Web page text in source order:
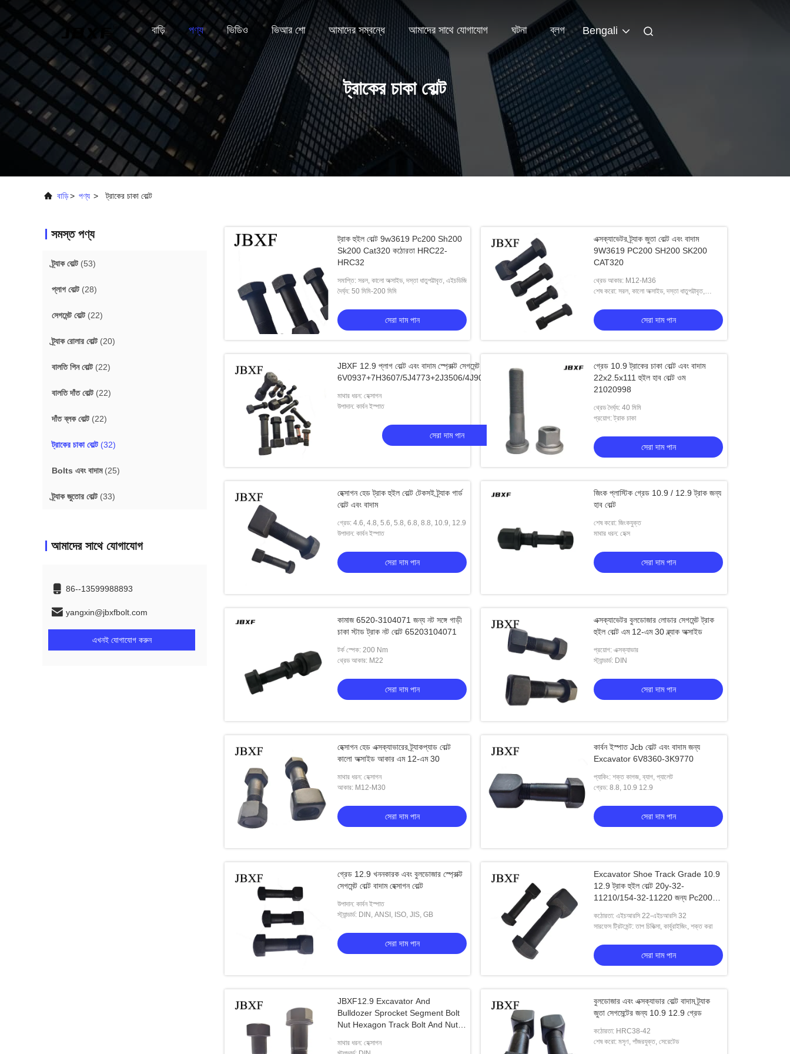
বাড়ি পণ্য ভিডিও ভিআর শো আমাদের সম্বন্ধে আমাদের সাথে যোগাযোগ ঘটনা ব্লগ Bengali
ট্রাকের চাকা বোল্ট
বাড়ি> পণ্য > ট্রাকের চাকা বোল্ট
সমস্ত পণ্য
ট্র্যাক বোল্ট(53)
প্লাগ বোল্ট(28)
সেগমেন্ট বোল্ট(22)
ট্র্যাক রোলার বোল্ট(20)
বালতি পিন বোল্ট(22)
বালতি দাঁত বোল্ট(22)
দাঁত ব্লক বোল্ট(22)
ট্রাকের চাকা বোল্ট(32)
Bolts এবং বাদাম(25)
ট্র্যাক জুতোর বোল্ট(33)
আমাদের সাথে যোগাযোগ
86--13599988893
yangxin@jbxfbolt.com
এখনই যোগাযোগ করুন
ট্রাক হুইল বোল্ট 9w3619 Pc200 Sh200
Sk200 Cat320 কঠোরতা HRC22-
HRC32
সমাপ্তি: সরল, কালো অক্সাইড, দস্তা ধাতুপট্টাবৃত, এইচডিজি
দৈর্ঘ্য: 50 মিমি-200 মিমি
সেরা দাম পান
এক্সক্যাভেটর ট্র্যাক জুতা বোল্ট এবং বাদাম
9W3619 PC200 SH200 SK200
CAT320
থ্রেড আকার: M12-M36
শেষ করো: সরল, কালো অক্সাইড, দস্তা ধাতুপট্টাবৃত,
সেরা দাম পান
JBXF 12.9 প্লাগ বোল্ট এবং বাদাম স্প্রোক্ট সেগমেন্ট বোল্ট বাদাম
6V0937+7H3607/5J4773+2J3506/4J9058+2J3507/9S1838
মাথার ধরন: হেক্সাগন
উপাদান: কার্বন ইস্পাত
সেরা দাম পান
গ্রেড 10.9 ট্রাকের চাকা বোল্ট এবং বাদাম
22x2.5x111 হুইল হাব বোল্ট ওম
21020998
থ্রেড দৈর্ঘ্য: 40 মিমি
প্রয়োগ: ট্রাক চাকা
সেরা দাম পান
হেক্সাগন হেড ট্রাক হুইল বোল্ট টেকসই ট্র্যাক গার্ড
বোল্ট এবং বাদাম
গ্রেড: 4.6, 4.8, 5.6, 5.8, 6.8, 8.8, 10.9, 12.9
উপাদান: কার্বন ইস্পাত
সেরা দাম পান
জিংক প্লাস্টিক গ্রেড 10.9 / 12.9 ট্রাক জন্য
হাব বোল্ট
শেষ করো: জিংকযুক্ত
মাথার ধরন: হেক্স
সেরা দাম পান
কামাজ 6520-3104071 জন্য নট সঙ্গে গাড়ী
চাকা স্টাড ট্রাক নট বোল্ট 65203104071
টর্ক স্পেক: 200 Nm
থ্রেড আকার: M22
সেরা দাম পান
এক্সক্যাভেটর বুলডোজার লোডার সেগমেন্ট ট্রাক
হুইল বোল্ট এম 12-এম 30 ব্ল্যাক অক্সাইড
প্রয়োগ: এক্সক্যাভার
স্ট্যান্ডার্ড: DIN
সেরা দাম পান
হেক্সাগন হেড এক্সক্যাভারের ট্র্যাকপ্যাড বোল্ট
কালো অক্সাইড আকার এম 12-এম 30
মাথার ধরন: হেক্সাগন
আকার: M12-M30
সেরা দাম পান
কার্বন ইস্পাত Jcb বোল্ট এবং বাদাম জন্য
Excavator 6V8360-3K9770
প্যাকিং: শক্ত কাগজ, ব্যাগ, প্যালেট
গ্রেড: 8.8, 10.9 12.9
সেরা দাম পান
গ্রেড 12.9 খননকারক এবং বুলডোজার স্প্রোক্ট
সেগমেন্ট বোল্ট বাদাম হেক্সাগন বোল্ট
উপাদান: কার্বন ইস্পাত
স্ট্যান্ডার্ড: DIN, ANSI, ISO, JIS, GB
সেরা দাম পান
Excavator Shoe Track Grade 10.9
12.9 ট্রাক হুইল বোল্ট 20y-32-
11210/154-32-11220 জন্য Pc200
কঠোরতা: এইচআরসি 22-এইচআরসি 32
সারফেস ট্রিটমেন্ট: তাপ চিকিত্সা, কার্বুরাইজিং, শক্ত করা
সেরা দাম পান
JBXF12.9 Excavator And
Bulldozer Sprocket Segment Bolt
Nut Hexagon Track Bolt And Nut
স্প্রোক্ট সেগমেন্ট বোল্ট নট হেক্সাগন ট্র্যাক বোল্ট
মাথার ধরন: হেক্সাগন
বুলডোজার এবং এক্সক্যাভার বোল্ট বাদাম ট্র্যাক
জুতা সেগমেন্টের জন্য 10.9 12.9 গ্রেড
কঠোরতা: HRC38-42
শেষ করো: মসৃণ, পাঁজরযুক্ত, সেরেটেড